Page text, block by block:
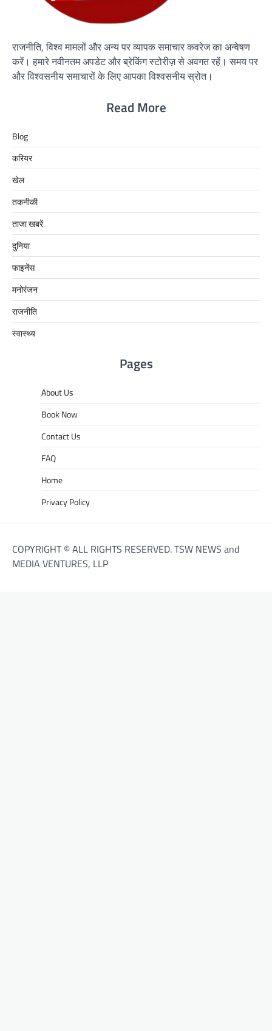
राजनीति, विश्व मामलों और अन्य पर व्यापक समाचार कवरेज का अन्वेषण
करें। हमारे नवीनतम अपडेट और ब्रेकिंग स्टोरीज़ से अवगत रहें। समय पर
और विश्वसनीय समाचारों के लिए आपका विश्वसनीय स्रोत।
Read More
Blog
करियर
खेल
तकनीकी
ताजा खबरें
दुनिया
फाइनेंस
मनोरंजन
राजनीति
स्वास्थ्य
Pages
About Us
Book Now
Contact Us
FAQ
Home
Privacy Policy
COPYRIGHT © ALL RIGHTS RESERVED. TSW NEWS and
MEDIA VENTURES, LLP